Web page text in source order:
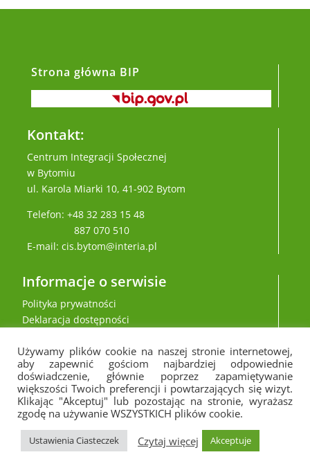
Strona główna BIP
Kontakt:
Centrum Integracji Społecznej
w Bytomiu
ul. Karola Miarki 10, 41-902 Bytom
Telefon: +48 32 283 15 48
887 070 510
E-mail: cis.bytom@interia.pl
Informacje o serwisie
Polityka prywatności
Deklaracja dostępności
Używamy plików cookie na naszej stronie internetowej,
aby zapewnić gościom najbardziej odpowiednie
doświadczenie, głównie poprzez zapamiętywanie
większości Twoich preferencji i powtarzających się wizyt.
Klikając "Akceptuj" lub pozostając na stronie, wyrażasz
zgodę na używanie WSZYSTKICH plików cookie.
Ustawienia Ciasteczek Czytaj więcej Akceptuje